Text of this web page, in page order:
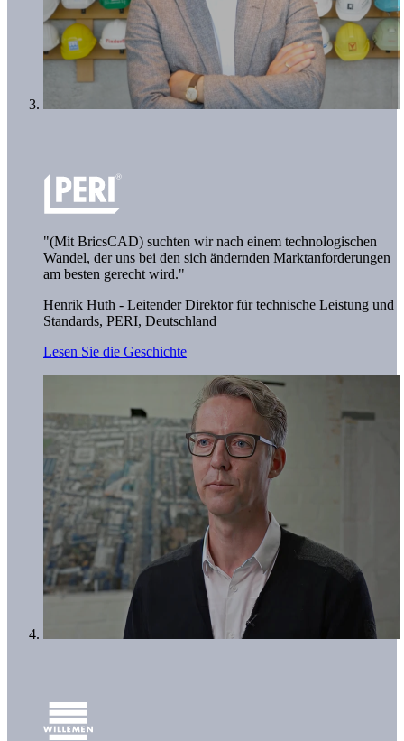
"(Mit BricsCAD) suchten wir nach einem technologischen
Wandel, der uns bei den sich ändernden Marktanforderungen
am besten gerecht wird."
Henrik Huth - Leitender Direktor für technische Leistung und
Standards, PERI, Deutschland
Lesen Sie die Geschichte